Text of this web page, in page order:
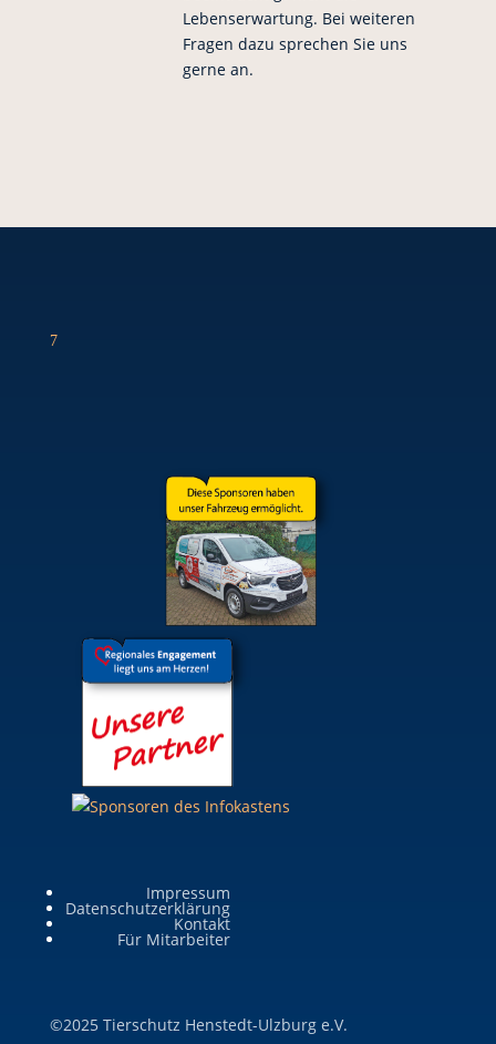
Lebenserwartung. Bei weiteren
Fragen dazu sprechen Sie uns
gerne an.
7
Impressum
Datenschutzerklärung
Kontakt
Für Mitarbeiter
©2025 Tierschutz Henstedt-Ulzburg e.V.